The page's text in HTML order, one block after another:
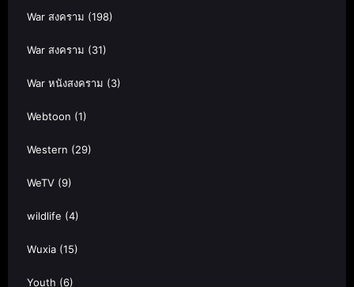
War สงคราม (198)
War สงคราม (31)
War หนังสงคราม (3)
Webtoon (1)
Western (29)
WeTV (9)
wildlife (4)
Wuxia (15)
Youth (6)